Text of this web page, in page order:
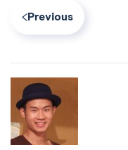
Previous